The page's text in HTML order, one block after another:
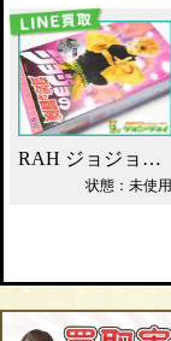
RAH ジョジョの奇妙な冒険 DIO ディオ 買取！
状態：未使用